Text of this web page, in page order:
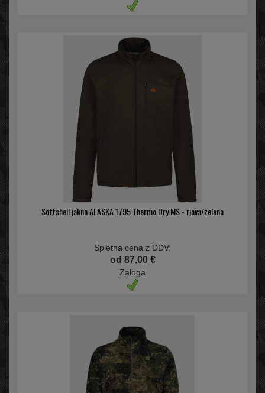
Softshell jakna ALASKA 1795 Thermo Dry MS - rjava/zelena
Spletna cena z DDV:
od 87,00 €
Zaloga